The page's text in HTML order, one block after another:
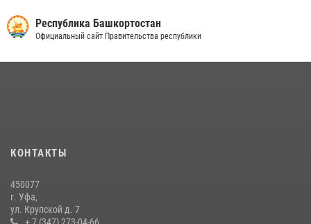
угрожавшего ножом продавцу магазина
08 июля 2026, 11:22
В Уфе росгвардейцы задержали пьяного дебошира, нарушавшего
покой постояльцев хостела
Республика Башкортостан
Официальный сайт Правительства республики
КОНТАКТЫ
450077
г. Уфа,
ул. Крупской д. 7